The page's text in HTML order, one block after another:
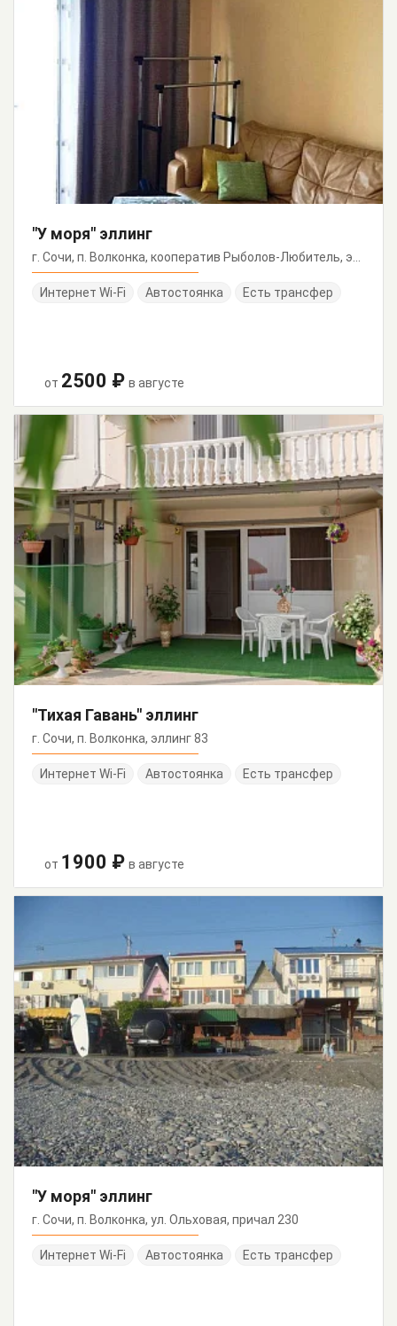
"У моря" эллинг
г. Сочи, п. Волконка, кооператив Рыболов-Любитель, эллинг 85
Интернет Wi-Fi Автостоянка Есть трансфер
от 2500 ₽ в августе
"Тихая Гавань" эллинг
г. Сочи, п. Волконка, эллинг 83
Интернет Wi-Fi Автостоянка Есть трансфер
от 1900 ₽ в августе
"У моря" эллинг
г. Сочи, п. Волконка, ул. Ольховая, причал 230
Интернет Wi-Fi Автостоянка Есть трансфер